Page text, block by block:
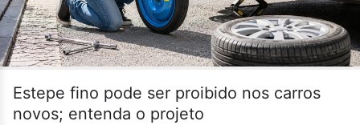
Estepe fino pode ser proibido nos carros
novos; entenda o projeto